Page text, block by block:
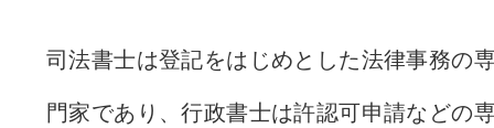
司法書士は登記をはじめとした法律事務の
門家であり、行政書士は許認可申請などの